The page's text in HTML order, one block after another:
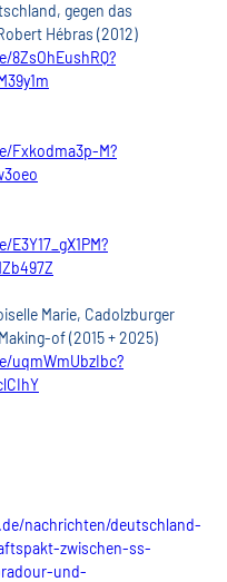
gegen das
Hébras (2012)
Fxkodma3p-M?
Marie, Cadolzburger
of (2015 + 2025)
uqmWmUbzIbc?
nachrichten/deutschland-
zwischen-ss-
und-